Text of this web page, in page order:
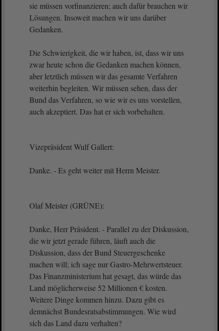
sie müssen vorfinanzieren; auch dafür brauchen wir
Lösungen. Insoweit machen wir uns darüber
Gedanken.
Die Schwierigkeit, die wir haben, ist, dass wir uns
zwar heute schon die Gedanken machen können,
aber letztlich müssen wir das gesamte Verfahren
weiterhin begleiten. Wir müssen sehen, dass der
Bund das Verfahren, so wie wir es uns vorstellen,
auch akzeptiert. Das hat er sich vorbehalten.
Vizepräsident Wulf Gallert:
Danke. - Es geht weiter mit Herrn Meister.
Olaf Meister (GRÜNE):
Danke, Herr Präsident. - Parallel zu der Diskussion,
die wir jetzt gerade führen, läuft auch die
Diskussion, dass der Bund Steuergeschenke
machen will; ich sage nur Gastro-Mehrwertsteuer.
Das Finanzministerium hat gesagt, das würde das
Land möglicherweise 52 Millionen € kosten.
Weitere Dinge kommen hinzu. Dazu gibt es
demnächst Bundesratsabstimmungen. Wie wird
sich das Land dazu verhalten?